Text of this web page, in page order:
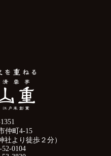
仲町4-15
社より徒歩２分）
0104